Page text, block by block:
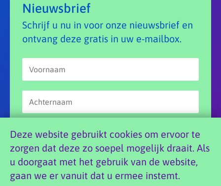
Nieuwsbrief
Schrijf u nu in voor onze nieuwsbrief en
ontvang deze gratis in uw e-mailbox.
Aanmelden
Deze website gebruikt cookies om ervoor te
zorgen dat deze zo soepel mogelijk draait. Als
u doorgaat met het gebruik van de website,
gaan we er vanuit dat u ermee instemt.